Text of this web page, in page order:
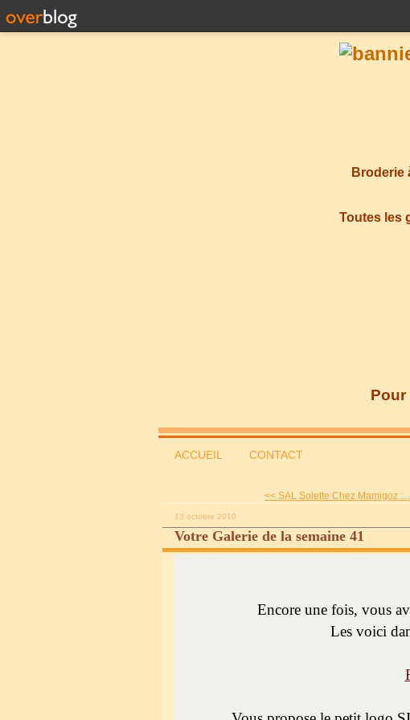
Broderie
Toutes les
Pour
ACCUEIL CONTACT
<< SAL Solette Chez Mamigoz :...
13 octobre 2010
Votre Galerie de la semaine 41
Encore une fois, vous
Les voici